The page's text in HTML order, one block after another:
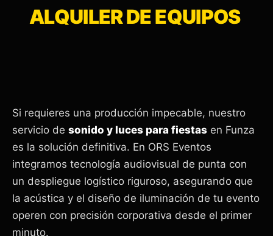
ALQUILER DE EQUIPOS
Si requieres una producción impecable, nuestro
servicio de sonido y luces para fiestas en Funza
es la solución definitiva. En ORS Eventos
integramos tecnología audiovisual de punta con
un despliegue logístico riguroso, asegurando que
la acústica y el diseño de iluminación de tu evento
operen con precisión corporativa desde el primer
minuto.